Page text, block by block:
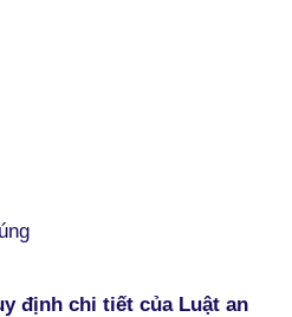
định chi tiết của Luật an